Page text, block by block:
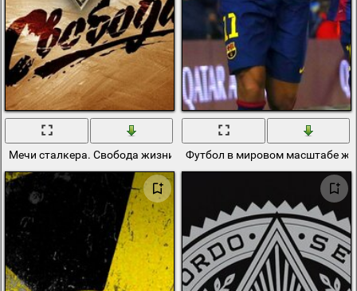
Мечи сталкера. Свобода жизни Футбол в мировом масштабе